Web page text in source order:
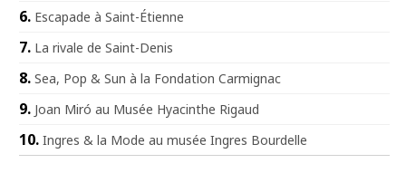
Escapade à Saint-Étienne
La rivale de Saint-Denis
Sea, Pop & Sun à la Fondation Carmignac
Joan Miró au Musée Hyacinthe Rigaud
Ingres & la Mode au musée Ingres Bourdelle